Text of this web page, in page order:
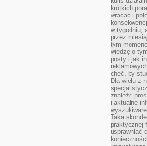
krótkich
wracać i
w tygodniu,
przez
tym
wiedzę o
posty i jak
chęć, by
Dla wielu z
znaleźć
i aktualne
Taka
praktycznej
usprawniać